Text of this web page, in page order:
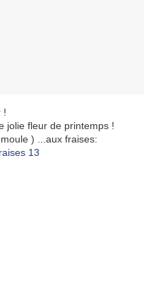
!
jolie fleur de printemps !
) ...aux fraises: